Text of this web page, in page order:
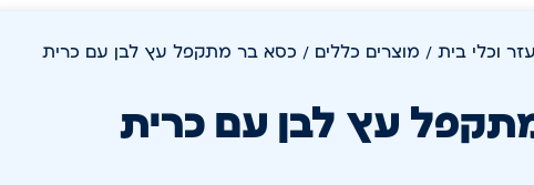
וכלי בית / מוצרים כללים / כסא בר מתקפל עץ לבן עם כרית
עץ לבן עם כרית